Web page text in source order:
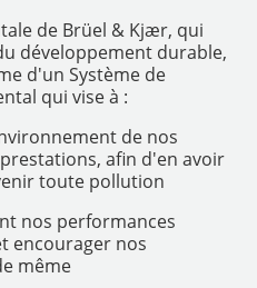
de Brüel & Kjær, qui
développement durable,
d'un Système de
qui vise à :
de nos
afin d'en avoir
toute pollution
nos performances
encourager nos
même